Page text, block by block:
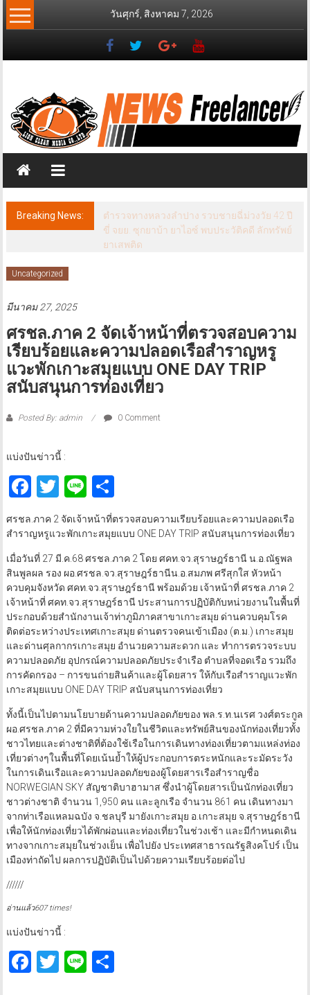
Skip
to
วันศุกร์, สิงหาคม 7, 2026
News
Freelancer
วส์
ฟรี
แลน
เซอร์
Breaking News:
ตำรวจทางหลวงลำปาง รวบชายฉี่ม่วงวัย 42 ปี
ขี่ จยย. ซุกยาบ้า ยาไอซ์ พบประวัติคดี ลักทรัพย์
ยาเสพติด
Uncategorized
มีนาคม 27, 2025
ศรชล.ภาค 2 จัดเจ้าหน้าที่ตรวจสอบความ
เรียบร้อยและความปลอดเรือสำราญหรู
แวะพักเกาะสมุยแบบ ONE DAY TRIP
สนับสนุนการท่องเที่ยว
Posted By: admin 0 Comment
แบ่งปันข่าวนี้ :
Facebook
Twitter
LineShare
ศรชล.ภาค 2 จัดเจ้าหน้าที่ตรวจสอบความเรียบร้อยและความปลอดเรือ
สำราญหรูแวะพักเกาะสมุยแบบ ONE DAY TRIP สนับสนุนการท่องเที่ยว
เมื่อวันที่ 27 มี.ค.68 ศรชล.ภาค 2 โดย ศคท.จว.สุราษฎร์ธานี น.อ.ณัฐพล
สินพูลผล รอง ผอ.ศรชล.จว.สุราษฎร์ธานีน.อ.สมภพ ศรีสุกใส หัวหน้า
ควบคุมจังหวัด ศคท.จว.สุราษฎร์ธานี พร้อมด้วย เจ้าหน้าที่ ศรชล.ภาค 2
เจ้าหน้าที่ ศคท.จว.สุราษฎร์ธานี ประสานการปฏิบัติกับหน่วยงานในพื้นที่
ประกอบด้วยสำนักงานเจ้าท่าภูมิภาคสาขาเกาะสมุย ด่านควบคุมโรค
ติดต่อระหว่างประเทศเกาะสมุย ด่านตรวจคนเข้าเมือง (ต.ม.) เกาะสมุย
และด่านศุลกากรเกาะสมุย อำนวยความสะดวก และ ทำการตรวจระบบ
ความปลอดภัย อุปกรณ์ความปลอดภัยประจำเรือ ตำบลที่จอดเรือ รวมถึง
การคัดกรอง – การขนถ่ายสินค้าและผู้โดยสาร ให้กับเรือสำราญแวะพัก
เกาะสมุยแบบ ONE DAY TRIP สนับสนุนการท่องเที่ยว
ทั้งนี้เป็นไปตามนโยบายด้านความปลอดภัยของ พล.ร.ท.นเรศ วงศ์ตระกูล
ผอ.ศรชล.ภาค 2 ที่มีความห่วงใยในชีวิตและทรัพย์สินของนักท่องเที่ยวทั้ง
ชาวไทยและต่างชาติที่ต้องใช้เรือในการเดินทางท่องเที่ยวตามแหล่งท่อง
เที่ยวต่างๆในพื้นที่โดยเน้นย้ำให้ผู้ประกอบการตระหนักและระมัดระวัง
ในการเดินเรือและความปลอดภัยของผู้โดยสารเรือสำราญชื่อ
NORWEGIAN SKY สัญชาติบาฮามาส ซึ่งนำผู้โดยสารเป็นนักท่องเที่ยว
ชาวต่างชาติ จำนวน 1,950 คน และลูกเรือ จำนวน 861 คน เดินทางมา
จากท่าเรือแหลมฉบัง จ.ชลบุรี มายังเกาะสมุย อ.เกาะสมุย จ.สุราษฎร์ธานี
เพื่อให้นักท่องเที่ยวได้พักผ่อนและท่องเที่ยวในช่วงเช้า และมีกำหนดเดิน
ทางจากเกาะสมุยในช่วงเย็น เพื่อไปยัง ประเทศสาธารณรัฐสิงคโปร์ เป็น
เมืองท่าถัดไป ผลการปฏิบัติเป็นไปด้วยความเรียบร้อยต่อไป
//////
อ่านแล้ว607 times!
แบ่งปันข่าวนี้ :
Facebook
Twitter
LineShare